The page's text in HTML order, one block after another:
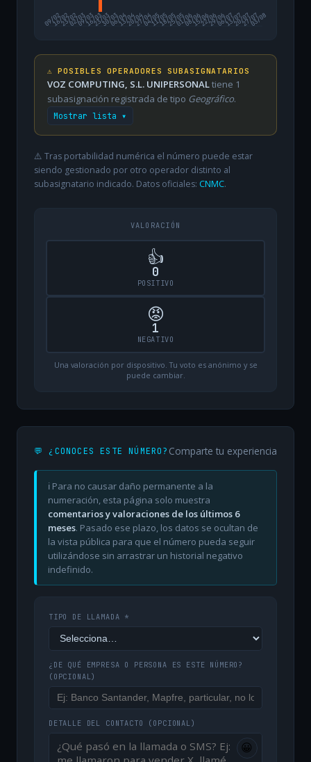
09/02
16/0223/0202/0309/0316/0323/0330/0306/0413/0420/0427/0404/0511/0518/0525/0501/0608/0615/0622/0629/0606/0713/0720/0727/07
03/08
⚠️ POSIBLES OPERADORES SUBASIGNATARIOS
VOZ COMPUTING, S.L. UNIPERSONALtiene 1
subasignación registrada de tipo Geográfico.
Mostrar lista ▾
⚠️ Tras portabilidad numérica el número puede estar
siendo gestionado por otro operador distinto al
subasignatario indicado. Datos oficiales: CNMC.
VALORACIÓN
👍
0
POSITIVO
😡
1
NEGATIVO
Una valoración por dispositivo. Tu voto es anónimo y se
puede cambiar.
💬 ¿CONOCES ESTE NÚMERO? Comparte tu experiencia
ℹ️ Para no causar daño permanente a la
numeración, esta página solo muestra
comentarios y valoraciones de los últimos 6
meses. Pasado ese plazo, los datos se ocultan de
la vista pública para que el número pueda seguir
utilizándose sin arrastrar un historial negativo
indefinido.
TIPO DE LLAMADA *
¿DE QUÉ EMPRESA O PERSONA ES ESTE NÚMERO?
(OPCIONAL)
DETALLE DEL CONTACTO (OPCIONAL)
😀